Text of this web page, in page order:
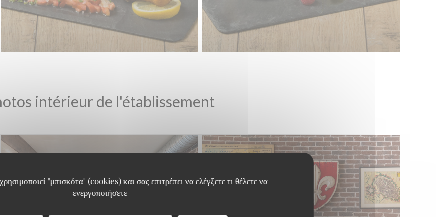
"μπισκότα" (cookies) και σας επιτρέπει να ελέγξετε τι θέλετε να
ενεργοποιήσετε
intérieur de l'établissement